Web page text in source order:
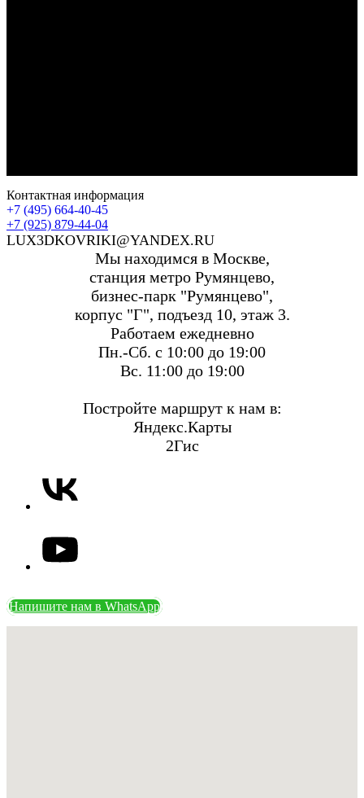
Контактная информация
+7 (495) 664-40-45
+7 (925) 879-44-04
LUX3DKOVRIKI@YANDEX.RU
Мы находимся в Москве,
станция метро Румянцево,
бизнес-парк "Румянцево",
корпус "Г", подъезд 10, этаж 3.
Работаем ежедневно
Пн.-Сб. с 10:00 до 19:00
Вс. 11:00 до 19:00
Постройте маршрут к нам в:
Яндекс.Карты
2Гис
Напишите нам в WhatsApp